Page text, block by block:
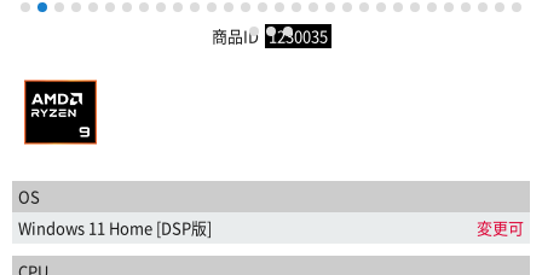
1 2 3 4 5 6 7 8 9 10 11 12 13 14 15 16 17 18 19 20 21 22 23 24 25 26 27 28 29
313233
商品ID 1230035
OS
Windows 11 Home [DSP版]
変更可
CPU